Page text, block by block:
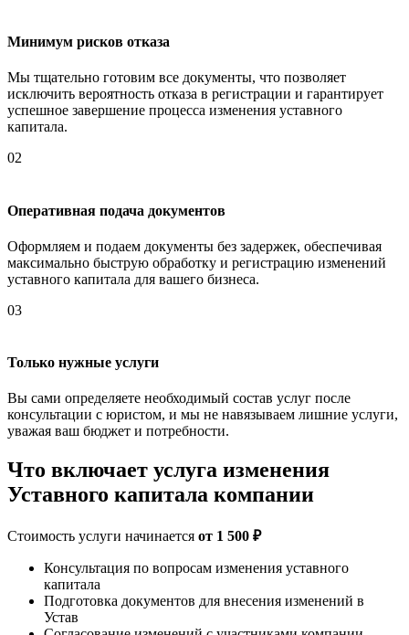
Минимум рисков отказа
Мы тщательно готовим все документы, что позволяет
исключить вероятность отказа в регистрации и гарантирует
успешное завершение процесса изменения уставного
капитала.
02
Оперативная подача документов
Оформляем и подаем документы без задержек, обеспечивая
максимально быструю обработку и регистрацию изменений
уставного капитала для вашего бизнеса.
03
Только нужные услуги
Вы сами определяете необходимый состав услуг после
консультации с юристом, и мы не навязываем лишние услуги,
уважая ваш бюджет и потребности.
Что включает услуга изменения
Уставного капитала компании
Стоимость услуги начинается от 1 500 ₽
Консультация по вопросам изменения уставного
капитала
Подготовка документов для внесения изменений в
Устав